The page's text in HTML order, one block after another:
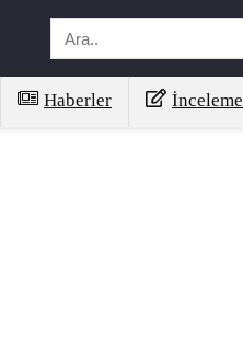
Haberler İnceleme